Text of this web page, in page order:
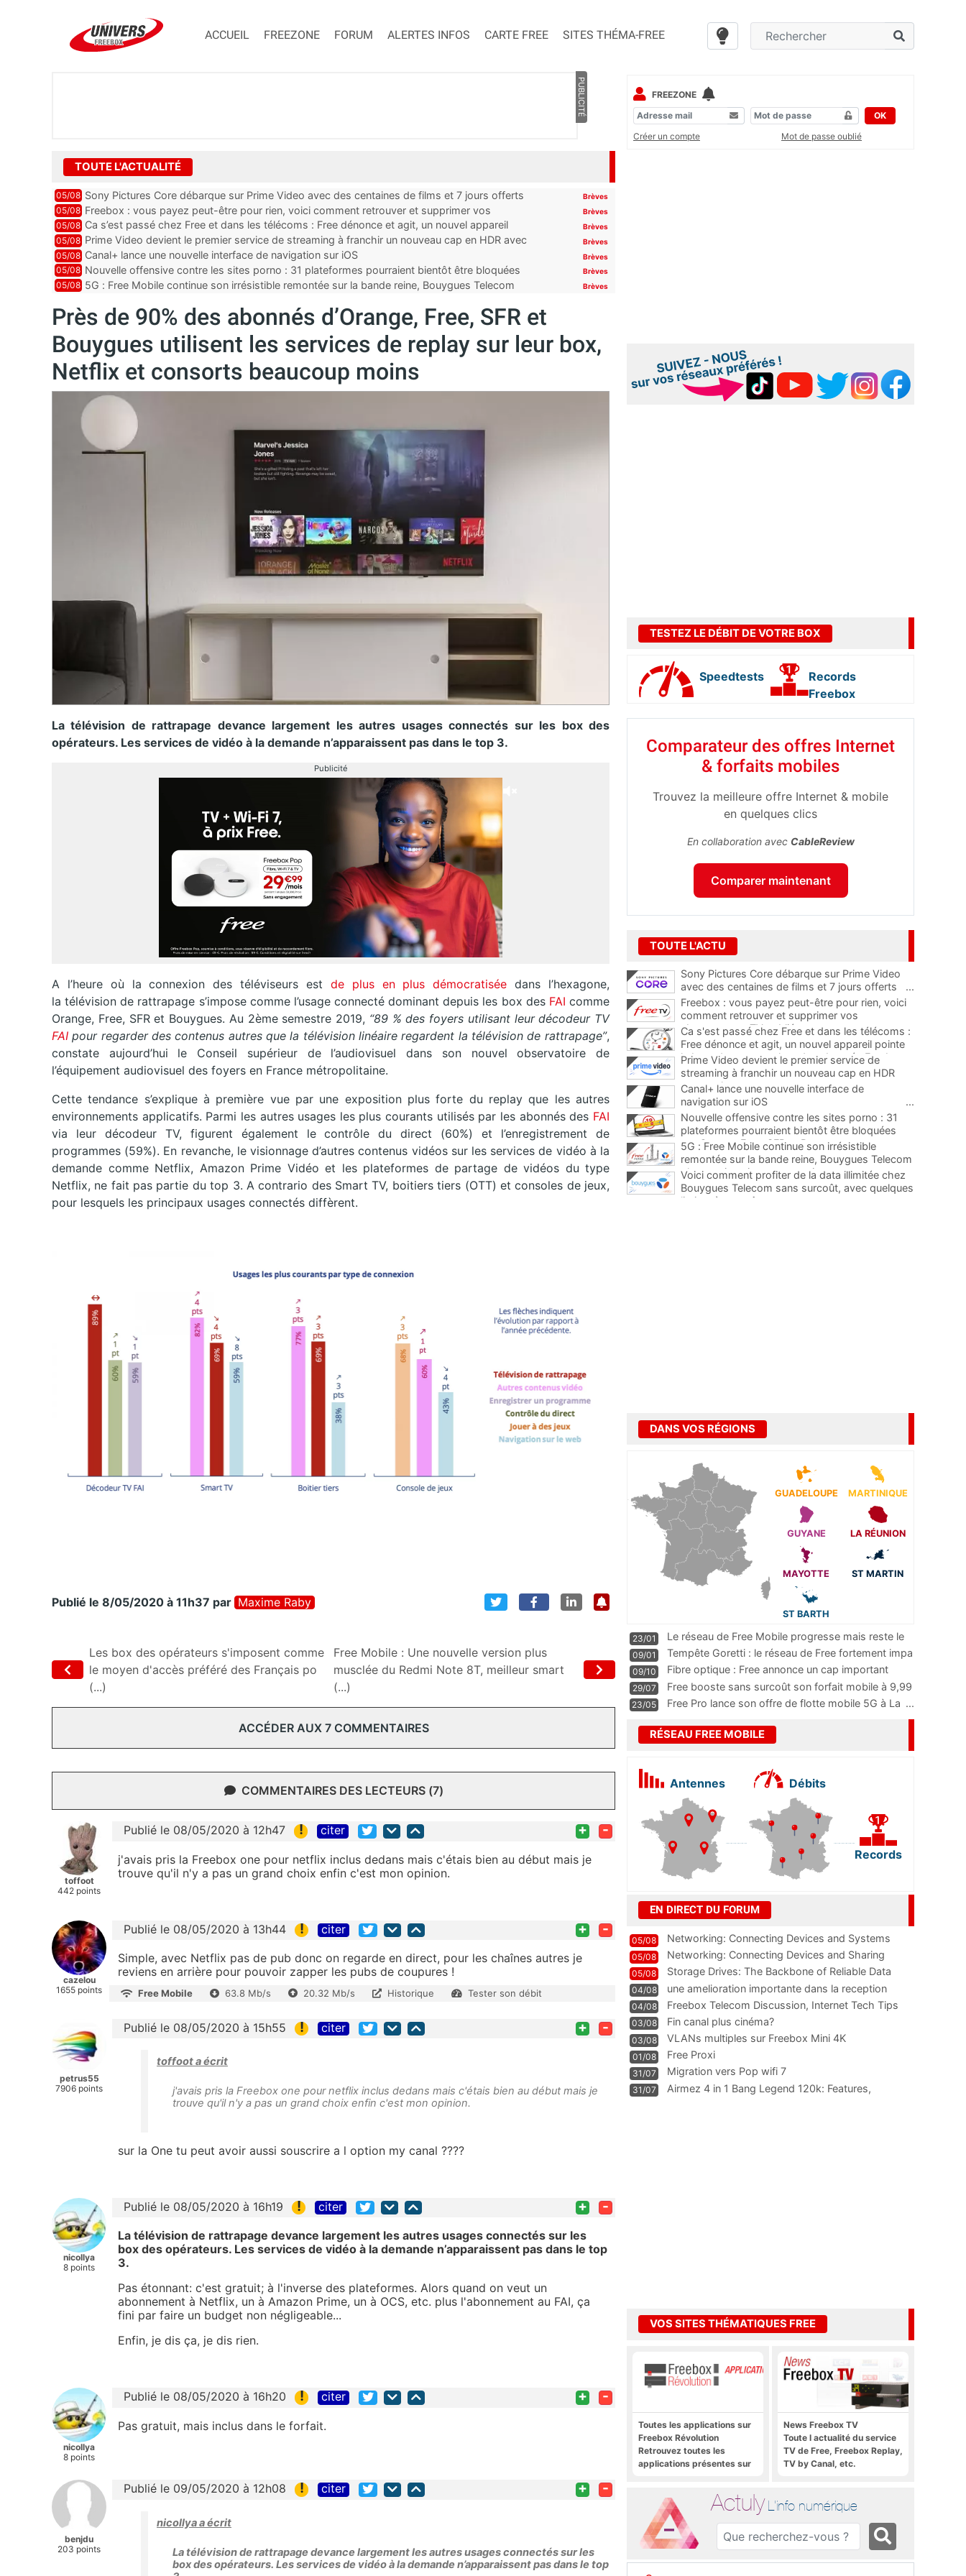
ACCUEIL FREEZONE FORUM ALERTES INFOS CARTE FREE SITES THÉMA-FREE
PUBLICITÉ
TOUTE L'ACTUALITÉ
05/08 Sony Pictures Core débarque sur Prime Video avec des centaines de films et 7 jours offerts Brèves
05/08 Freebox : vous payez peut-être pour rien, voici comment retrouver et supprimer vos
abonnements TV oubliés
Brèves
05/08 Ca s’est passé chez Free et dans les télécoms : Free dénonce et agit, un nouvel appareil
pointe le bout de...
Brèves
05/08 Prime Video devient le premier service de streaming à franchir un nouveau cap en HDR avec
ce lancement
Brèves
05/08 Canal+ lance une nouvelle interface de navigation sur iOS Brèves
05/08 Nouvelle offensive contre les sites porno : 31 plateformes pourraient bientôt être bloquées
par Orange, Free, SF...
Brèves
05/08 5G : Free Mobile continue son irrésistible remontée sur la bande reine, Bouygues Telecom
Brèves
Près de 90% des abonnés d’Orange, Free, SFR et
Bouygues utilisent les services de replay sur leur box,
Netflix et consorts beaucoup moins
La télévision de rattrapage devance largement les autres usages connectés sur les box des
opérateurs. Les services de vidéo à la demande n’apparaissent pas dans le top 3.
Publicité
A l’heure où la connexion des téléviseurs est de plus en plus démocratisée dans l’hexagone,
la télévision de rattrapage s’impose comme l’usage connecté dominant depuis les box desFAIcomme
Orange, Free, SFR et Bouygues. Au 2ème semestre 2019, “89 % des foyers utilisant leur décodeur TV
FAIpour regarder des contenus autres que la télévision linéaire regardent la télévision de rattrapage”,
constate aujourd’hui le Conseil supérieur de l’audiovisuel dans son nouvel observatoire de
l’équipement audiovisuel des foyers en France métropolitaine.
Cette tendance s’explique à première vue par une exposition plus forte du replay que les autres
environnements applicatifs. Parmi les autres usages les plus courants utilisés par les abonnés des FAI
via leur décodeur TV, figurent également le contrôle du direct (60%) et l’enregistrement de
programmes (59%). En revanche, le visionnage d’autres contenus vidéos sur les services de vidéo à la
demande comme Netflix, Amazon Prime Vidéo et les plateformes de partage de vidéos du type
Netflix, ne fait pas partie du top 3. A contrario des Smart TV, boitiers tiers (OTT) et consoles de jeux,
pour lesquels les principaux usages connectés diffèrent.
Publié le 8/05/2020 à 11h37 par Maxime Raby
Les box des opérateurs s'imposent comme
le moyen d'accès préféré des Français po
(...)
Free Mobile : Une nouvelle version plus
musclée du Redmi Note 8T, meilleur smart
(...)
ACCÉDER AUX 7 COMMENTAIRES
COMMENTAIRES DES LECTEURS (7)
toffoot
442 points
Publié le 08/05/2020 à 12h47 ! citer + -
j'avais pris la Freebox one pour netflix inclus dedans mais c'étais bien au début mais je
trouve qu'il n'y a pas un grand choix enfin c'est mon opinion.
cazelou
1655 points
Publié le 08/05/2020 à 13h44 ! citer + -
Simple, avec Netflix pas de pub donc on regarde en direct, pour les chaînes autres je
reviens en arrière pour pouvoir zapper les pubs de coupures !
Free Mobile 63.8 Mb/s 20.32 Mb/s Historique Tester son débit
petrus55
7906 points
Publié le 08/05/2020 à 15h55 ! citer + -
toffoot a écrit
j'avais pris la Freebox one pour netflix inclus dedans mais c'étais bien au début mais je
trouve qu'il n'y a pas un grand choix enfin c'est mon opinion.
sur la One tu peut avoir aussi souscrire a l option my canal ????
nicollya
8 points
Publié le 08/05/2020 à 16h19 ! citer + -
La télévision de rattrapage devance largement les autres usages connectés sur les
box des opérateurs. Les services de vidéo à la demande n’apparaissent pas dans le top
3.
Pas étonnant: c'est gratuit; à l'inverse des plateformes. Alors quand on veut un
abonnement à Netflix, un à Amazon Prime, un à OCS, etc. plus l'abonnement au FAI, ça
fini par faire un budget non négligeable...
Enfin, je dis ça, je dis rien.
nicollya
8 points
Publié le 08/05/2020 à 16h20 ! citer + -
Pas gratuit, mais inclus dans le forfait.
benjdu
203 points
Publié le 09/05/2020 à 12h08 ! citer + -
nicollya a écrit
La télévision de rattrapage devance largement les autres usages connectés sur les
box des opérateurs. Les services de vidéo à la demande n’apparaissent pas dans le top
FREEZONE
OK
Créer un compte
Mot de passe oublié
TESTEZ LE DÉBIT DE VOTRE BOX
Speedtests
Records
Freebox
Comparateur des offres Internet
& forfaits mobiles
Trouvez la meilleure offre Internet & mobile
en quelques clics
En collaboration avec CableReview
Comparer maintenant
TOUTE L'ACTU
Sony Pictures Core débarque sur Prime Video
avec des centaines de films et 7 jours offerts
...
Freebox : vous payez peut-être pour rien, voici
comment retrouver et supprimer vos
abonnements TV oubliés
...
Ca s'est passé chez Free et dans les télécoms :
Free dénonce et agit, un nouvel appareil pointe
le bout de son nez chez des abonnés Freebox...
Prime Video devient le premier service de
streaming à franchir un nouveau cap en HDR
avec ce lancement
Canal+ lance une nouvelle interface de
navigation sur iOS
...
Nouvelle offensive contre les sites porno : 31
plateformes pourraient bientôt être bloquées
par Orange, Free, SFR et Bouygues
5G : Free Mobile continue son irrésistible
remontée sur la bande reine, Bouygues Telecom
plus que jamais sous pression
Voici comment profiter de la data illimitée chez
Bouygues Telecom sans surcoût, avec quelques
limites à connaître
DANS VOS RÉGIONS
GUADELOUPE MARTINIQUE
GUYANE LA RÉUNION
MAYOTTE ST MARTIN
ST BARTH
23/01
Le réseau de Free Mobile progresse mais reste le
m
...
09/01
Tempête Goretti : le réseau de Free fortement impa
09/10
Fibre optique : Free annonce un cap important
pass
...
29/07
Free booste sans surcoût son forfait mobile à 9,99
23/05 Free Pro lance son offre de flotte mobile 5G à La ...
RÉSEAU FREE MOBILE
Antennes Débits
Records
EN DIRECT DU FORUM
05/08 Networking: Connecting Devices and Systems
05/08
Networking: Connecting Devices and Sharing
Information
05/08
Storage Drives: The Backbone of Reliable Data
Management
04/08
une amelioration importante dans la reception
WIFI
04/08
Freebox Telecom Discussion, Internet Tech Tips
Communi
03/08 Fin canal plus cinéma?
03/08 VLANs multiples sur Freebox Mini 4K
01/08 Free Proxi
31/07 Migration vers Pop wifi 7
31/07
Airmez 4 in 1 Bang Legend 120k: Features,
VOS SITES THÉMATIQUES FREE
Toutes les applications sur
Freebox Révolution
Retrouvez toutes les
applications présentes sur
News Freebox TV
Toute l actualité du service
TV de Free, Freebox Replay,
TV by Canal, etc.
Actuly L'info numérique